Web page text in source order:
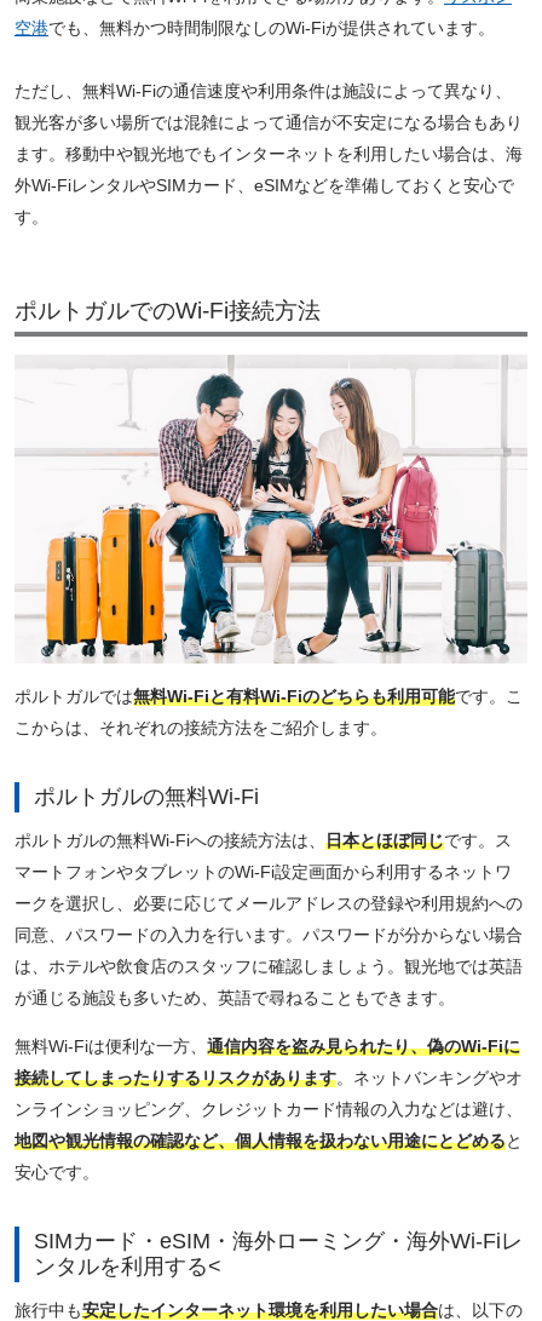
空港でも、無料かつ時間制限なしのWi-Fiが提供されています。
ただし、無料Wi-Fiの通信速度や利用条件は施設によって異なり、
観光客が多い場所では混雑によって通信が不安定になる場合もあり
ます。移動中や観光地でもインターネットを利用したい場合は、海
外Wi-FiレンタルやSIMカード、eSIMなどを準備しておくと安心で
す。
ポルトガルでのWi-Fi接続方法
ポルトガルでは無料Wi-Fiと有料Wi-Fiのどちらも利用可能です。こ
こからは、それぞれの接続方法をご紹介します。
ポルトガルの無料Wi-Fi
ポルトガルの無料Wi-Fiへの接続方法は、 日本とほぼ同じです。ス
マートフォンやタブレットのWi-Fi設定画面から利用するネットワ
ークを選択し、必要に応じてメールアドレスの登録や利用規約への
同意、パスワードの入力を行います。パスワードが分からない場合
は、ホテルや飲食店のスタッフに確認しましょう。観光地では英語
が通じる施設も多いため、英語で尋ねることもできます。
無料Wi-Fiは便利な一方、 通信内容を盗み見られたり、偽のWi-Fiに
接続してしまったりするリスクがあります。ネットバンキングやオ
ンラインショッピング、クレジットカード情報の入力などは避け、
地図や観光情報の確認など、個人情報を扱わない用途にとどめると
安心です。
SIMカード・eSIM・海外ローミング・海外Wi-Fiレ
ンタルを利用する<
旅行中も安定したインターネット環境を利用したい場合は、以下の